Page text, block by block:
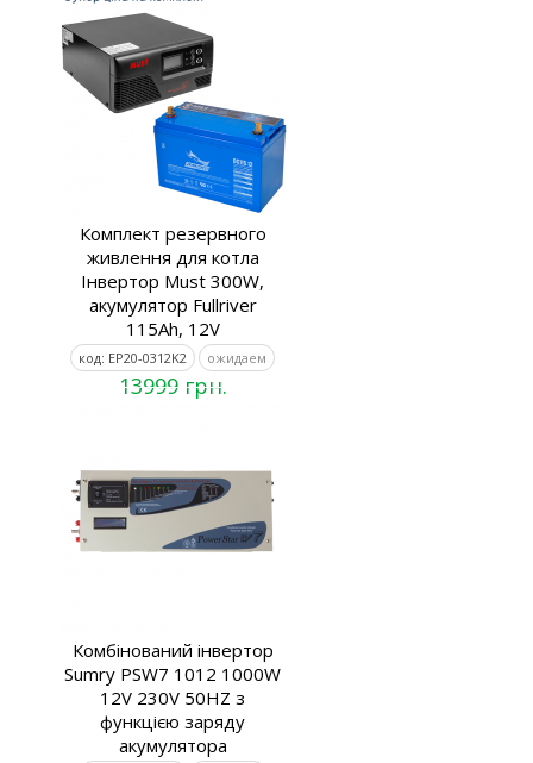
Комплект резервного
живлення для котла
Інвертор Must 300W,
акумулятор Fullriver
115Ah, 12V
код: EP20-0312K2 ожидаем
13999 грн.
Комбiнований iнвертор
Sumry PSW7 1012 1000W
12V 230V 50HZ з
функцією заряду
акумулятора